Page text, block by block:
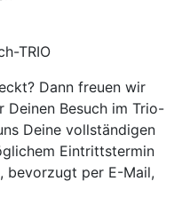
TRIO
Dann freuen wir
Deinen Besuch im Trio-
Deine vollständigen
Eintrittstermin
bevorzugt per E-Mail,